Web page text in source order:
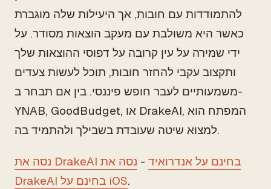
להתמודדות עם חובות, אך היעילות שלה מוגברת
כאשר היא משולבת עם מעקב הוצאות מסודר. על
ידי שמירה על עין קרובה על דפוסי ההוצאות שלך
ותקצוב עקבי להחזר חובות, תוכל לעשות צעדים
משמעותיים לעבר חופש פיננסי. בין אם תבחר ב-
YNAB, GoodBudget, או DrakeAI, המפתח הוא
למצוא שיטה שעובדת בשבילך ולהתמיד בה.
נסה את DrakeAI בחינם על אנדרואיד - נסה את
DrakeAI בחינם על iOS.